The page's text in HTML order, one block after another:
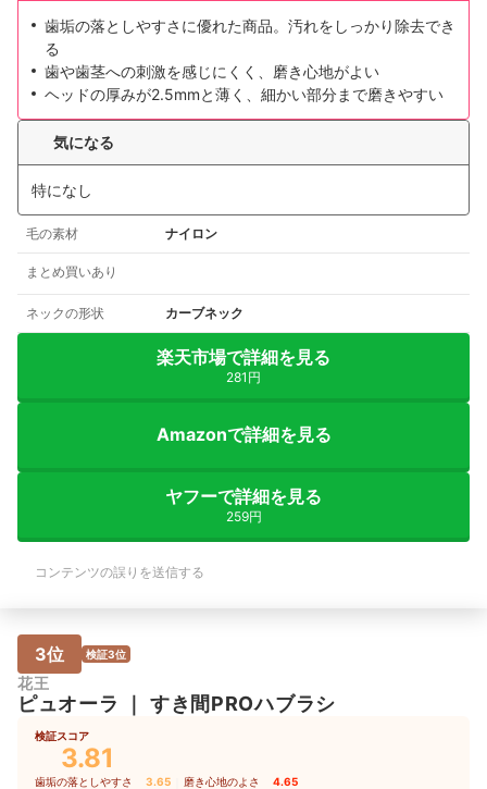
歯垢の落としやすさに優れた商品。汚れをしっかり除去でき
る
歯や歯茎への刺激を感じにくく、磨き心地がよい
ヘッドの厚みが2.5mmと薄く、細かい部分まで磨きやすい
気になる
特になし
毛の素材 ナイロン
まとめ買いあり
ネックの形状 カーブネック
楽天市場で詳細を見る
281円
Amazonで詳細を見る
ヤフーで詳細を見る
259円
コンテンツの誤りを送信する
3位 検証3位
花王
ピュオーラ ｜ すき間PROハブラシ
検証スコア
3.81
歯垢の落としやすさ 3.65 磨き心地のよさ 4.65